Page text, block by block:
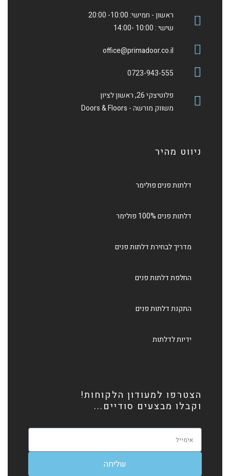
ראשון - חמישי: 10:00- 20:00
שישי : 10:00 -14:00
office@primadoor.co.il
0723-943-555
פלוטיצקי 26, ראשון לציון
משווק מורשה - Doors & Floors
ניווט מהיר
דלתות פנים פולימר
דלתות פנים 100% פולימר
מדריך לבחירת דלתות פנים
החלפת דלתות פנים
התקנת דלתות פנים
ידיות לדלתות
הצטרפו למעודון הלקוחות!
וקבלו מבצעים סודיים...
שליחה